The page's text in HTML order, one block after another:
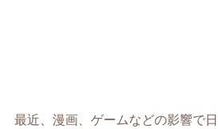
最近、漫画、ゲームなどの影響で